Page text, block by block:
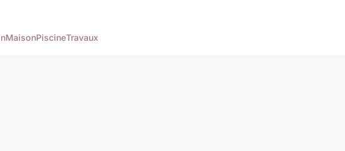
MaisonPiscineTravaux